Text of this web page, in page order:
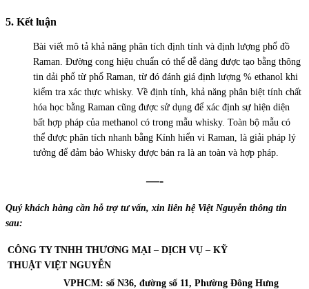
5. Kết luận
Bài viết mô tả khả năng phân tích định tính và định lượng phổ đồ
Raman. Đường cong hiệu chuẩn có thể dễ dàng được tạo bằng thông
tin dải phổ từ phổ Raman, từ đó đánh giá định lượng % ethanol khi
kiểm tra xác thực whisky. Về định tính, khả năng phân biệt tính chất
hóa học bằng Raman cũng được sử dụng để xác định sự hiện diện
bất hợp pháp của methanol có trong mẫu whisky. Toàn bộ mẫu có
thể được phân tích nhanh bằng Kính hiển vi Raman, là giải pháp lý
tưởng để đảm bảo Whisky được bán ra là an toàn và hợp pháp.
—-
Quý khách hàng cần hỗ trợ tư vấn, xin liên hệ Việt Nguyễn thông tin
sau:
CÔNG TY TNHH THƯƠNG MẠI – DỊCH VỤ – KỸ
THUẬTVIỆT NGUYỄN
VPHCM: số N36, đường số 11, Phường Đông Hưng